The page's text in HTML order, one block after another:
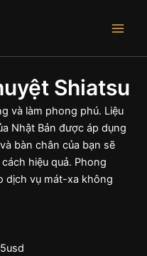
Shiatsu
và làm phong phú. Liệu
Nhật Bản được áp dụng
bàn chân của bạn sẽ
hiệu quả. Phong
dịch vụ mát-xa không